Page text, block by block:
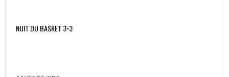
NUIT DU BASKET 3×3